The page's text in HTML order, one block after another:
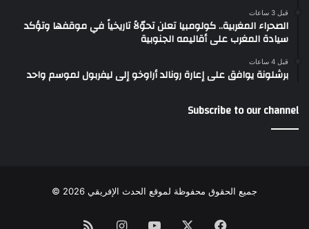
قبل 3 ساعات
الصحراء المغربية.. كولومبيا تعلن تحوّلاً تاريخياً في موقفها وتؤكد
سيادة المغرب على أقاليمه الجنوبية
قبل 4 ساعات
برشلونة يوافق على إعارة رونالد أراوخو إلى ليفربول لموسم واحد
Subscribe to our channel
جميع الحقوق محفوظة لموقع الحدث الإفريقي 2026 ©
Facebook
YouTube
Instagram
RSS